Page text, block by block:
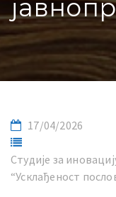
17/04/2026
Студије за
“Усклађеност